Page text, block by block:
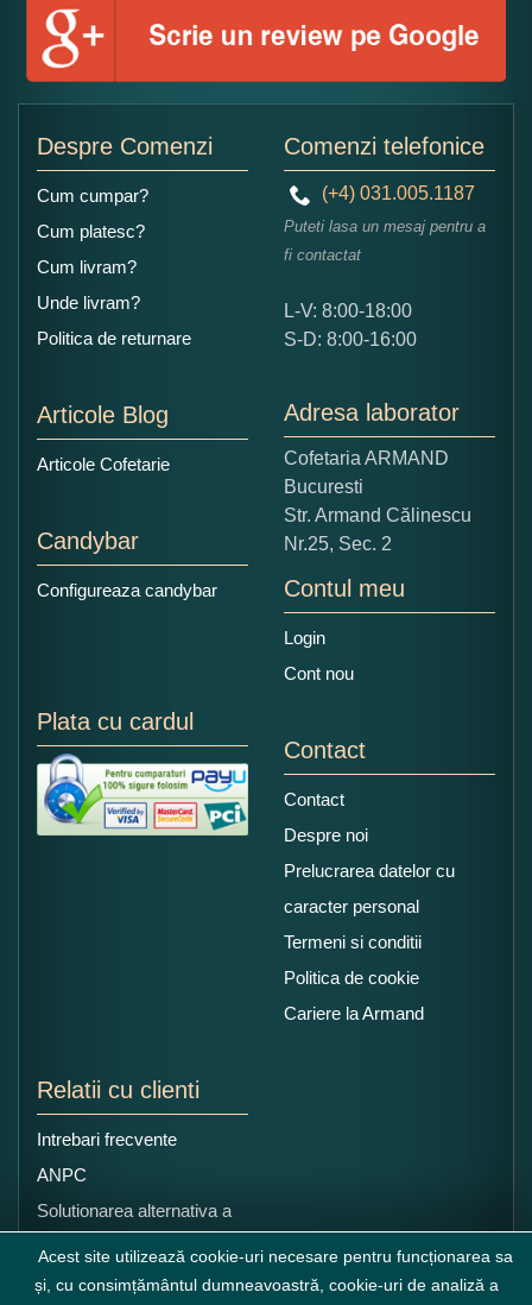
Numele dumneavoastra:
Ce nota acordati acestui produs?
5
Copiati alaturi numarul din imagine:
Despre Comenzi
Cum cumpar?
Cum platesc?
Cum livram?
Unde livram?
Politica de returnare
Articole Blog
Articole Cofetarie
Candybar
Configureaza candybar
Comenzi telefonice
(+4) 031.005.1187
Puteti lasa un mesaj pentru a
fi contactat
L-V: 8:00-18:00
S-D: 8:00-16:00
Adresa laborator
Cofetaria ARMAND
Bucuresti
Str. Armand Călinescu
Nr.25, Sec. 2
Contul meu
Login
Cont nou
Plata cu cardul
Contact
Contact
Despre noi
Prelucrarea datelor cu
caracter personal
Termeni si conditii
Politica de cookie
Cariere la Armand
Relatii cu clienti
Intrebari frecvente
ANPC
Solutionarea alternativa a
litigiilor
Acest site utilizează cookie-uri necesare pentru funcționarea sa
și, cu consimțământul dumneavoastră, cookie-uri de analiză a